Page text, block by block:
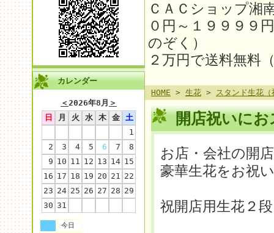
カレンダー
＜2026年8月 ＞
日
月 火 水 木 金
土
1
2
3 4 5 6 7
8
9 10 11 12 13 14 15
16 17 18 19 20 21 22
23 24 25 26 27 28 29
30 31
今日
ＣＡＣショップ湘
０円～１９９９９
のぞく）
２万円で送料無料
HOME > 生花 > スタンド生花
開店祝いに
お店・会社の開
豪華生花をお祝
祝開店用生花２